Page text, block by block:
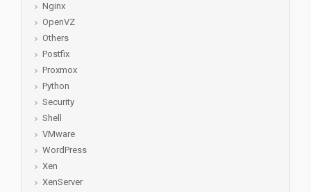
Nginx
OpenVZ
Others
Postfix
Proxmox
Python
Security
Shell
VMware
WordPress
Xen
XenServer